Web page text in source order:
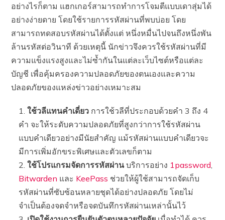
อย่างไรก็ตาม แฮกเกอร์สามารถทำการโจมตีแบบเดาสุ่มได้
อย่างง่ายดาย โดยใช้รายการรหัสผ่านที่พบบ่อย โดย
สามารถทดสอบรหัสผ่านได้ตั้งแต่ หนึ่งหมื่นไปจนถึงหนึ่งพัน
ล้านรหัสต่อวินาที ด้วยเหตุนี้ นักข่าวจึงควรใช้รหัสผ่านที่มี
ความแข็งแรงสูงและไม่ซ้ำกันในแต่ละเว็บไซต์หรือแต่ละ
บัญชี เพื่อคุ้มครองความปลอดภัยของตนเองและความ
ปลอดภัยของแหล่งข่าวอย่างเหมาะสม
ใช้วลีแทนคำเดี่ยว การใช้วลีที่ประกอบด้วยคำ 3 ถึง 4
คำ จะให้ระดับความปลอดภัยที่สูงกว่าการใช้รหัสผ่าน
แบบคำเดียวอย่างมีนัยสำคัญ แม้รหัสผ่านแบบคำเดียวจะ
มีการเพิ่มอักขระพิเศษและตัวเลขก็ตาม
ใช้โปรแกรมจัดการรหัสผ่านบริการอย่าง 1password
Bitwarden และ KeePass ช่วยให้ผู้ใช้สามารถจัดเก็บ
รหัสผ่านที่ซับซ้อนหลายชุดได้อย่างปลอดภัย โดยไม่
จำเป็นต้องจดจำหรือจดบันทึกรหัสผ่านเหล่านั้นไว้